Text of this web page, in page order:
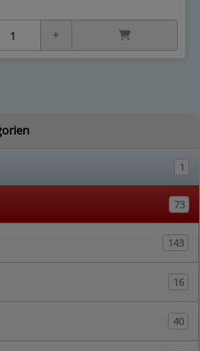
1
73
143
16
40